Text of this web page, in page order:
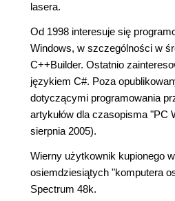
lasera.
Od 1998 interesuje się
Windows, w szczególności w
C++Builder. Ostatnio
językiem C#. Poza
dotyczącymi programowania
artykułów dla czasopisma "PC
sierpnia 2005).
Wierny użytkownik kupionego w
osiemdziesiątych "komputera
Spectrum 48k.